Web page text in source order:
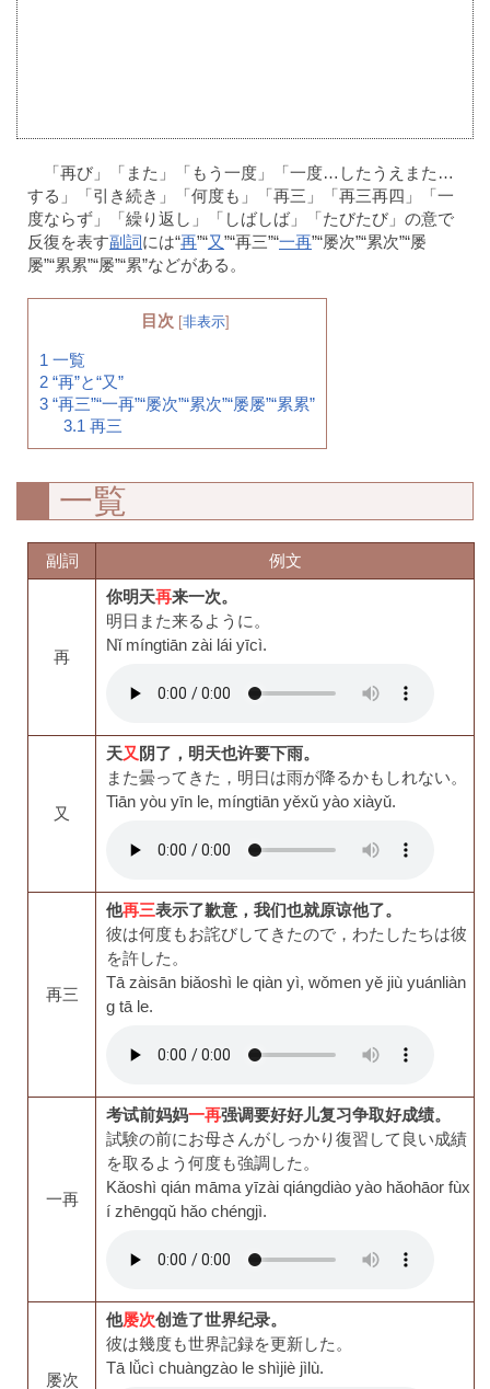
「再び」「また」「もう一度」「一度…したうえまた…
する」「引き続き」「何度も」「再三」「再三再四」「一
度ならず」「繰り返し」「しばしば」「たびたび」の意で
反復を表す副詞には“再”“又”“再三”“一再”“屡次”“累次”“屡
屡”“累累”“屡”“累”などがある。
目次 [非表示]
1 一覧
2 “再”と“又”
3 “再三”“一再”“屡次”“累次”“屡屡”“累累”
3.1 再三
一覧
副詞 例文
再
你明天再来一次。
明日また来るように。
Nǐ míngtiān zài lái yīcì.
又
天又 阴了，明天也许要下雨。
また曇ってきた，明日は雨が降るかもしれない。
Tiān yòu yīn le, míngtiān yěxǔ yào xiàyǔ.
再三
他再三表示了歉意，我们也就原谅他了。
彼は何度もお詫びしてきたので，わたしたちは彼
を許した。
Tā zàisān biǎoshì le qiàn yì, wǒmen yě jiù yuánliàn
g tā le.
一再
考试前妈妈一再强调要好好儿复习争取好成绩。
試験の前にお母さんがしっかり復習して良い成績
を取るよう何度も強調した。
Kǎoshì qián māma yīzài qiángdiào yào hǎohāor fùx
í zhēngqǔ hǎo chéngjì.
屡次
他屡次创造了世界纪录。
彼は幾度も世界記録を更新した。
Tā lǚcì chuàngzào le shìjiè jìlù.